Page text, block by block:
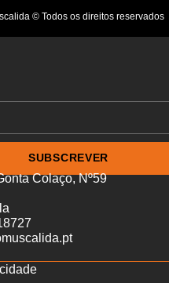
© Todos os direitos reservados
SUBSCREVER
Colaço, Nº59